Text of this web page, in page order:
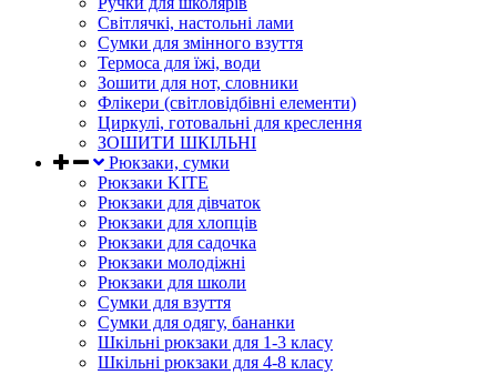
Світлячкі, настольні лами
Сумки для змінного взуття
Термоса для їжі, води
Зошити для нот, словники
Флікери (світловідбівні елементи)
Циркулі, готовальні для креслення
ЗОШИТИ ШКІЛЬНІ
Рюкзаки, сумки
Рюкзаки KITE
Рюкзаки для дівчаток
Рюкзаки для хлопців
Рюкзаки для садочка
Рюкзаки молодіжні
Рюкзаки для школи
Сумки для взуття
Сумки для одягу, бананки
Шкільні рюкзаки для 1-3 класу
Шкільні рюкзаки для 4-8 класу